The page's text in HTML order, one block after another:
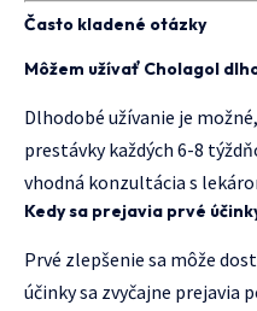
Často kladené otázky
Môžem užívať Cholagol
Dlhodobé užívanie je
prestávky každých 6-8
vhodná konzultácia s
Kedy sa prejavia prvé
Prvé zlepšenie sa môže
účinky sa zvyčajne prejavia